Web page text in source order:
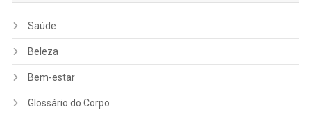
Saúde
Beleza
Bem-estar
Glossário do Corpo